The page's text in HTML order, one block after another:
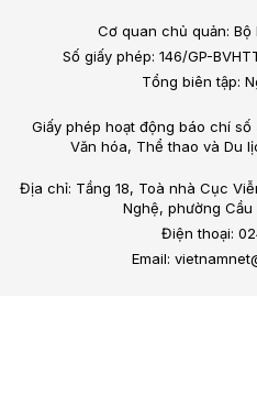
Cơ quan chủ quản:
Số giấy phép: 146/GP-
Tổng biên tập:
Giấy phép hoạt động báo chí
Văn hóa, Thể thao và Du
Địa chỉ: Tầng 18, Toà nhà Cục
Nghệ, phường Cầu
Điện thoại:
Email: